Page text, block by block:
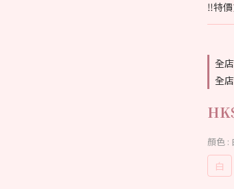
‼️特
全
全
顏色 :
白